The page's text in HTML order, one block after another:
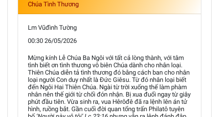
Chúa Tình Thương
Lm Vũđình Tường
00:30 26/05/2026
Mừng kính Lễ Chúa Ba Ngôi với tất cả lòng thành, với tâm
tình biết ơn tình thương vô biên Chúa dành cho nhân loại.
Thiên Chúa diễn tả tình thương đó bằng cách ban cho nhân
loại người Con duy nhất là Đức Giêsu. Từ đó nhân loại biết
đến Ngôi Hai Thiên Chúa. Ngài từ trời xuống thế làm phàm
nhân nên thế giới từ chối đón nhận. Bị xua đuổi ngay từ giây
phút đầu tiên. Vừa sinh ra, vua Hêrôđê đã ra lệnh lên án tử
hình, ruồng bắt. Gần cuối đời quan tổng trấn Philatô tuyên